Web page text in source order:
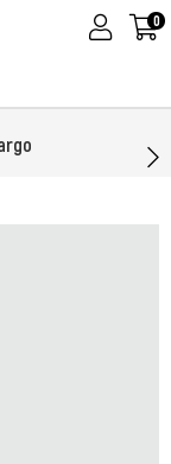
0